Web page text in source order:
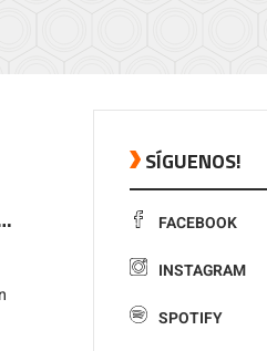
SÍGUENOS!
FACEBOOK
INSTAGRAM
SPOTIFY